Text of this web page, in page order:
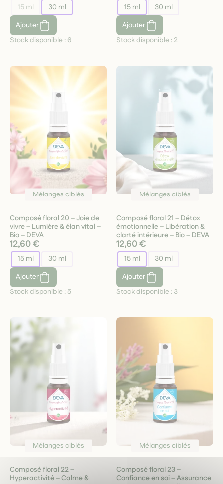
15 ml
30 ml
Ajouter
Stock disponible : 6
15 ml
30 ml
Ajouter
Stock disponible : 2
Mélanges ciblés
Composé floral 20 – Joie de
vivre – Lumière & élan vital –
Bio – DEVA
12,60 €
15 ml
30 ml
Ajouter
Stock disponible : 5
Mélanges ciblés
Composé floral 21 – Détox
émotionnelle – Libération &
clarté intérieure – Bio – DEVA
12,60 €
15 ml
30 ml
Ajouter
Stock disponible : 3
Mélanges ciblés
Composé floral 22 –
Hyperactivité – Calme &
Mélanges ciblés
Composé floral 23 –
Confiance en soi – Assurance